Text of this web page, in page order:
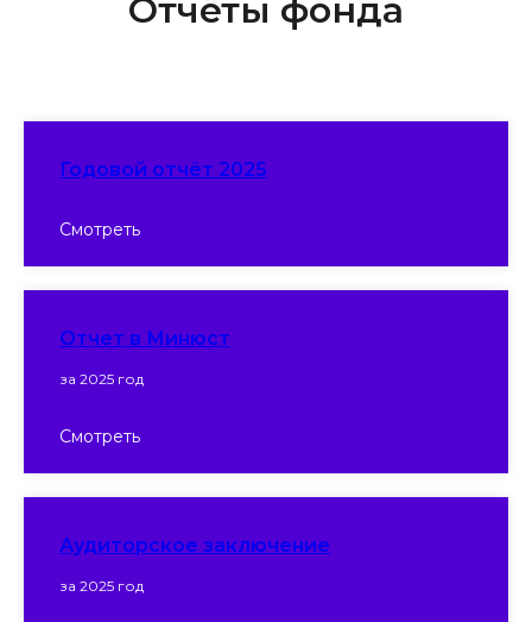
Отчёты фонда
Годовой отчёт 2025
Смотреть
Отчет в Минюст
за 2025 год
Смотреть
Аудиторское заключение
за 2025 год